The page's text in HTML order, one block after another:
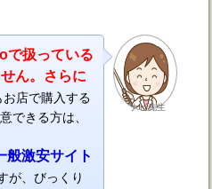
ナビ先生
で扱っている
ん。さらに
お店で購入する
できる方は、
般激安サイト
が、びっくり